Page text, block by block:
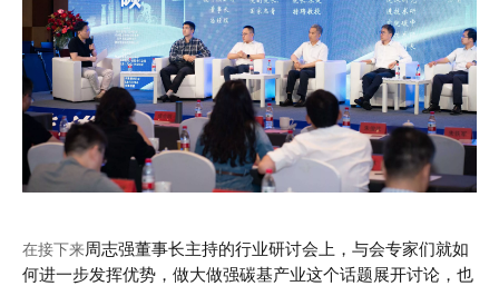
在接下来周志强董事长主持的行业研讨会上，与会专家们就如
何进一步发挥优势，做大做强碳基产业这个话题展开讨论，也